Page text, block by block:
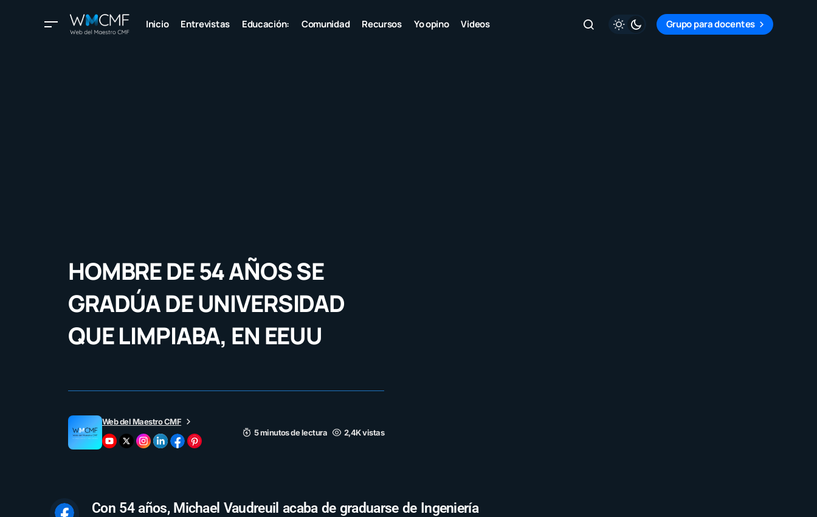
Inicio Entrevistas Educación: Comunidad Recursos Yo opino Videos Grupo para docentes
HOMBRE DE 54 AÑOS SE
GRADÚA DE UNIVERSIDAD
QUE LIMPIABA, EN EEUU
Web del Maestro CMF
5 minutos de lectura
2,4K vistas
Con 54 años, Michael Vaudreuil acaba de graduarse de Ingeniería